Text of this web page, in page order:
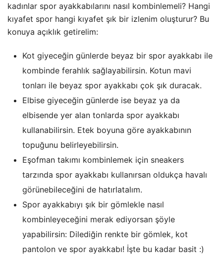
kadınlar spor ayakkabılarını nasıl kombinlemeli? Hangi
kıyafet spor hangi kıyafet şık bir izlenim oluşturur? Bu
konuya açıklık getirelim:
Kot giyeceğin günlerde beyaz bir spor ayakkabı ile
kombinde ferahlık sağlayabilirsin. Kotun mavi
tonları ile beyaz spor ayakkabı çok şık duracak.
Elbise giyeceğin günlerde ise beyaz ya da
elbisende yer alan tonlarda spor ayakkabı
kullanabilirsin. Etek boyuna göre ayakkabının
topuğunu belirleyebilirsin.
Eşofman takımı kombinlemek için sneakers
tarzında spor ayakkabı kullanırsan oldukça havalı
görünebileceğini de hatırlatalım.
Spor ayakkabıyı şık bir gömlekle nasıl
kombinleyeceğini merak ediyorsan şöyle
yapabilirsin: Dilediğin renkte bir gömlek, kot
pantolon ve spor ayakkabı! İşte bu kadar basit :)